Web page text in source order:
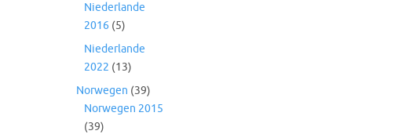
Niederlande
2016 (5)
Niederlande
2022 (13)
Norwegen (39)
Norwegen 2015
(39)